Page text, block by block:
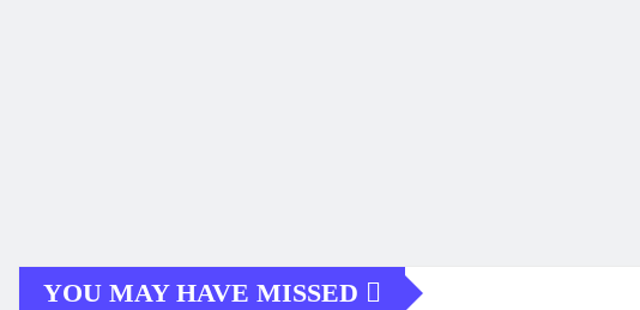
YOU MAY HAVE MISSED